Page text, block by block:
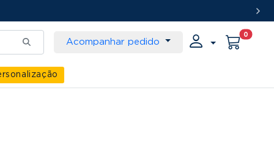
Acompanhar pedido
0